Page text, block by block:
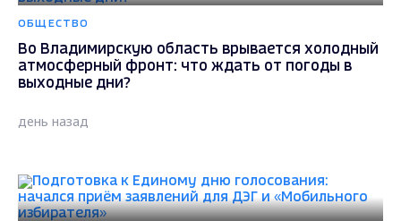
ОБЩЕСТВО
Во Владимирскую область врывается холодный
атмосферный фронт: что ждать от погоды в
выходные дни?
день назад